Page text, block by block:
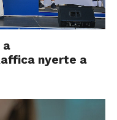
a
nyerte a